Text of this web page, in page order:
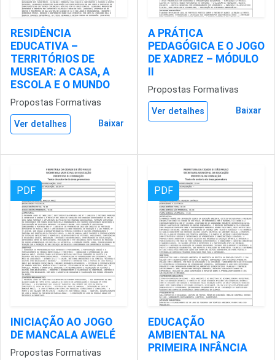
RESIDÊNCIA
EDUCATIVA –
TERRITÓRIOS DE
MUSEAR: A CASA, A
ESCOLA E O MUNDO
Propostas Formativas
Ver detalhes Baixar
A PRÁTICA
PEDAGÓGICA E O JOGO
DE XADREZ – MÓDULO
Propostas Formativas
Ver detalhes Baixar
PDF
INICIAÇÃO AO JOGO
DE MANCALA AWELÉ
Propostas Formativas
PDF
EDUCAÇÃO
AMBIENTAL NA
PRIMEIRA INFÂNCIA